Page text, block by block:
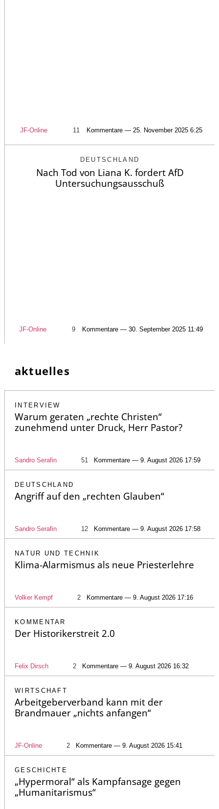
JF-Online 11 Kommentare — 25. November 2025 6:25
DEUTSCHLAND
Nach Tod von Liana K. fordert AfD
Untersuchungsausschuß
JF-Online 9 Kommentare — 30. September 2025 11:49
aktuelles
INTERVIEW
Warum geraten „rechte Christen“
zunehmend unter Druck, Herr Pastor?
Sandro Serafin 51 Kommentare — 9. August 2026 17:59
DEUTSCHLAND
Angriff auf den „rechten Glauben“
Sandro Serafin 12 Kommentare — 9. August 2026 17:58
NATUR UND TECHNIK
Klima-Alarmismus als neue Priesterlehre
Volker Kempf 2 Kommentare — 9. August 2026 17:16
KOMMENTAR
Der Historikerstreit 2.0
Felix Dirsch 2 Kommentare — 9. August 2026 16:32
WIRTSCHAFT
Arbeitgeberverband kann mit der
Brandmauer „nichts anfangen“
JF-Online 2 Kommentare — 9. August 2026 15:41
GESCHICHTE
„Hypermoral“ als Kampfansage gegen
„Humanitarismus“